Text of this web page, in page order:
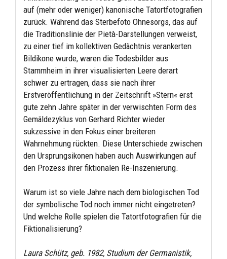
auf (mehr oder weniger) kanonische Tatortfotografien
zurück. Während das Sterbefoto Ohnesorgs, das auf
die Traditionslinie der Pietà-Darstellungen verweist,
zu einer tief im kollektiven Gedächtnis verankerten
Bildikone wurde, waren die Todesbilder aus
Stammheim in ihrer visualisierten Leere derart
schwer zu ertragen, dass sie nach ihrer
Erstveröffentlichung in der Zeitschrift »Stern« erst
gute zehn Jahre später in der verwischten Form des
Gemäldezyklus von Gerhard Richter wieder
sukzessive in den Fokus einer breiteren
Wahrnehmung rückten. Diese Unterschiede zwischen
den Ursprungsikonen haben auch Auswirkungen auf
den Prozess ihrer fiktionalen Re-Inszenierung.
Warum ist so viele Jahre nach dem biologischen Tod
der symbolische Tod noch immer nicht eingetreten?
Und welche Rolle spielen die Tatortfotografien für die
Fiktionalisierung?
Laura Schütz, geb. 1982, Studium der Germanistik,